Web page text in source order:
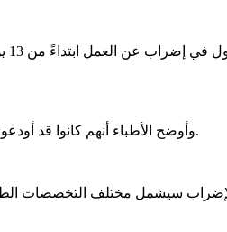
وأوضح الأطباء أنهم كانوا قد أودعوا إشعارًا بالإضراب يوم 13 مايو الماضي، مؤكدين تنفيذ الخطوة بعد انقضاء المهلة القانونية المحددة بشهر.
سيشمل مختلف التخصصات